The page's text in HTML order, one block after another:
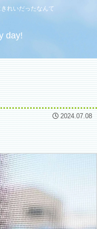
れいだったなんて
day!
2024.07.08